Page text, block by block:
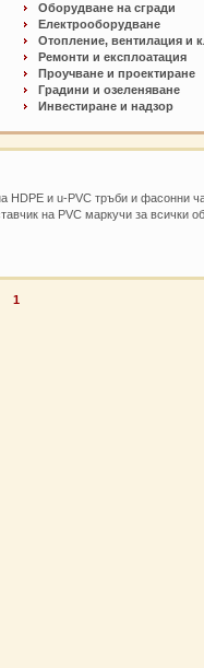
Оборудване на сгради
Електрооборудване
Отопление, вентилация и
Ремонти и експлоатация
Проучване и проектиране
Градини и озеленяване
Инвестиране и надзор
HDPE и u-PVC тръби и фасонни
на PVC маркучи за всички
1